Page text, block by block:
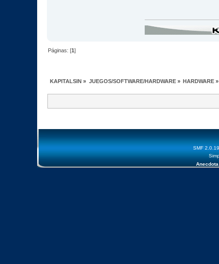
Páginas: [1]
KAPITALSIN » JUEGOS/SOFTWARE/HARDWARE» HARDWARE»
SMF 2.0.19
Anecdota